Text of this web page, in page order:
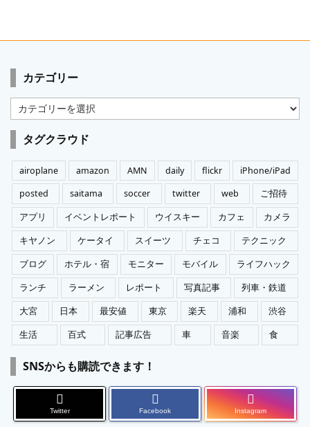
カテゴリー
カ
テ
ゴ
リ
ー
タグクラウド
airoplane amazon AMN daily flickr
iPhone/iPad
posted
saitama soccer twitter web
ご招待
アプリ
イベントレポート ウイスキー カフェ
カメラ
キヤノン
ケータイ スイーツ チェコ
テクニック
ブログ
ホテル・宿 モニター モバイル
ライフハック
ランチ
ラーメン レポート 写真記事
列車・鉄道
大宮
日本 最安値 東京 楽天 浦和
渋谷
生活
百式 記事広告 車 音楽 食
SNSからも購読できます！
Twitter Facebook Instagram